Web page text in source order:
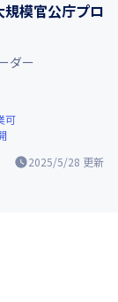
模官公庁プロ
2025/5/28 更新
ダー
可